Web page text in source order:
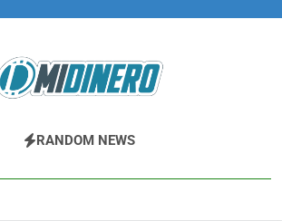
Midinero.co
Fintech, Criptomonedas
RANDOM NEWS